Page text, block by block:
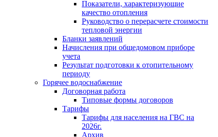
Показатели, характеризующие
качество отопления
Руководство о перерасчете стоимости
тепловой энергии
Бланки заявлений
Начисления при общедомовом приборе
учета
Результат подготовки к отопительному
периоду
Горячее водоснабжение
Договорная работа
Типовые формы договоров
Тарифы
Тарифы для населения на ГВС на
2026г.
Архив